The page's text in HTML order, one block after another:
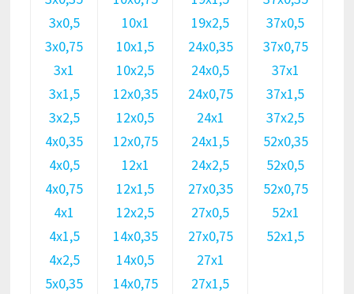
3х0,5
3х0,75
3х1
3х1,5
3х2,5
4х0,35
4х0,5
4х0,75
4х1
4х1,5
4х2,5
5х0,35
10х1
10х1,5
10х2,5
12х0,35
12х0,5
12х0,75
12х1
12х1,5
12х2,5
14х0,35
14х0,5
14х0,75
19х2,5
24х0,35
24х0,5
24х0,75
24х1
24х1,5
24х2,5
27х0,35
27х0,5
27х0,75
27х1
27х1,5
37х0,5
37х0,75
37х1
37х1,5
37х2,5
52х0,35
52х0,5
52х0,75
52х1
52х1,5